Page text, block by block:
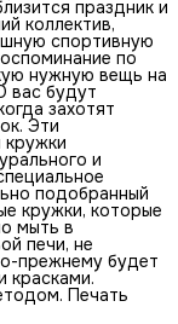
праздник и
коллектив,
спортивную
по
нужную вещь на
вас будут
захотят
Эти
кружки
и
подобранный
кружки, которые
мыть в
печи, не
прежнему будет
красками.
Печать